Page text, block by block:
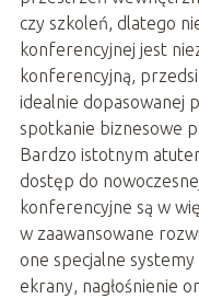
czy szkoleń, dlatego
konferencyjnej jest
konferencyjną,
idealnie dopasowanej
spotkanie biznesowe
Bardzo istotnym
dostęp do
konferencyjne są w
w zaawansowane
one specjalne
ekrany, nagłośnienie